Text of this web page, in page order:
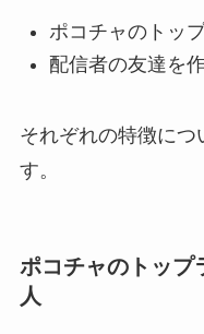
ポコチャのトッ
配信者の友達を
それぞれの特徴につ
す。
ポコチャのトップ
人